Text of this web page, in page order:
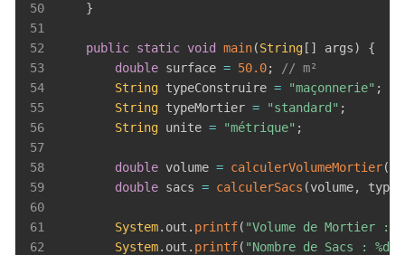
50
}
51
52
public static void main(String[ ] args)
{
53
double surface = 50.0;
// m²
54
String typeConstruire = "maçonnerie" ;
55
String typeMortier = "standard" ;
56
String unite = "métrique" ;
57
58
double volume = calculerVolumeMortier(
59
double sacs = calculerSacs (volume,
60
61
System. out . printf( "Volume de Mortier :
62
System. out . printf( "Nombre de Sacs :